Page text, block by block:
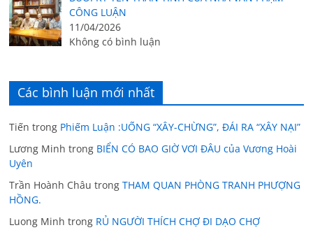
CÔNG LUẬN
11/04/2026
Không có bình luận
Các bình luận mới nhất
Tiến trong Phiếm Luận :UỐNG “XÂY-CHỪNG”, ĐÁI RA “XÂY NẠI”
Lương Minh trong BIỂN CÓ BAO GIỜ VƠI ĐÂU của Vương Hoài
Uyên
Trần Hoành Châu trongTHAM QUAN PHÒNG TRANH PHƯỢNG
HỒNG.
Luong Minh trong RỦ NGƯỜI THÍCH CHỢ ĐI DẠO CHỢ